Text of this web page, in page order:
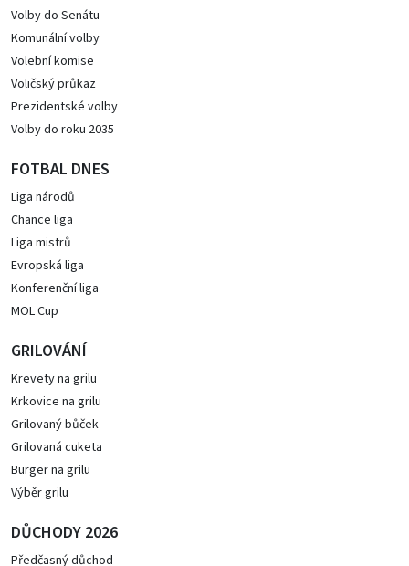
Volby do Senátu
Komunální volby
Volební komise
Voličský průkaz
Prezidentské volby
Volby do roku 2035
FOTBAL DNES
Liga národů
Chance liga
Liga mistrů
Evropská liga
Konferenční liga
MOL Cup
GRILOVÁNÍ
Krevety na grilu
Krkovice na grilu
Grilovaný bůček
Grilovaná cuketa
Burger na grilu
Výběr grilu
DŮCHODY 2026
Předčasný důchod